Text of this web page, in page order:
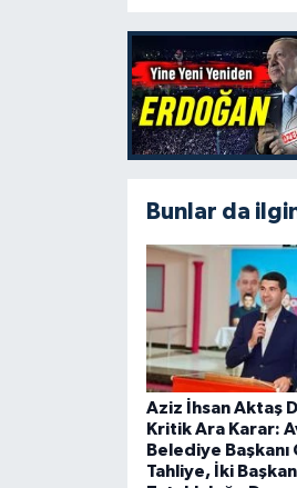
Bunlar da
Aziz İhsan Aktaş
Kritik Ara Karar:
Belediye
Tahliye, İki